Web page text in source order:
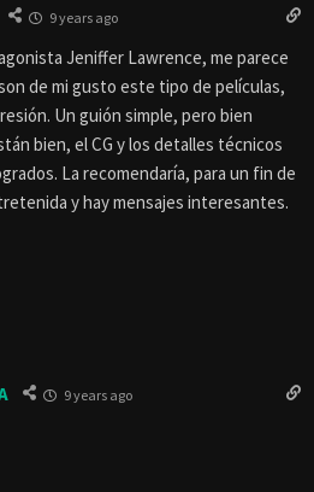
9 years ago
Jeniffer Lawrence, me parece
de mi gusto este tipo de películas,
Un guión simple, pero bien
bien, el CG y los detalles técnicos
La recomendaría, para un fin de
y hay mensajes interesantes.
9 years ago